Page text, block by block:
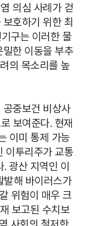
의심 사례가 걷
호하기 위한 최
구는 이러한 물
한 이동을 부추
의 목소리를 높
중보건 비상사
보여준다. 현재
이미 통제 가능
이투리주가 교통
광산 지역인 이
발해 바이러스가
위험이 매우 크
보고된 수치보